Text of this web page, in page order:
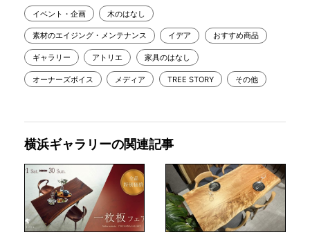
イベント・企画 木のはなし
素材のエイジング・メンテナンス イデア おすすめ商品
ギャラリー アトリエ 家具のはなし
オーナーズボイス メディア TREE STORY その他
横浜ギャラリーの関連記事